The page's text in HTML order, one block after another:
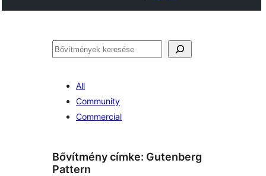
Keresés
All
Community
Commercial
Bővítmény címke: Gutenberg
Pattern